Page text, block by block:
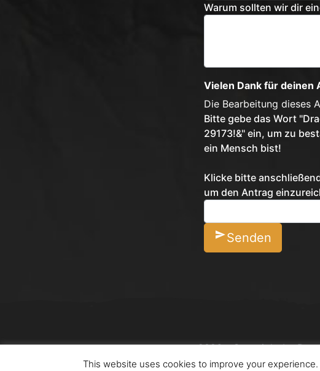
Warum sollten wir dir
Vielen Dank für deinen
Die Bearbeitung dieses
Bitte gebe das Wort
29173!&" ein, um zu
ein Mensch bist!
Klicke bitte
um den Antrag
Senden
2026 - Copyright by
This website uses cookies to improve your